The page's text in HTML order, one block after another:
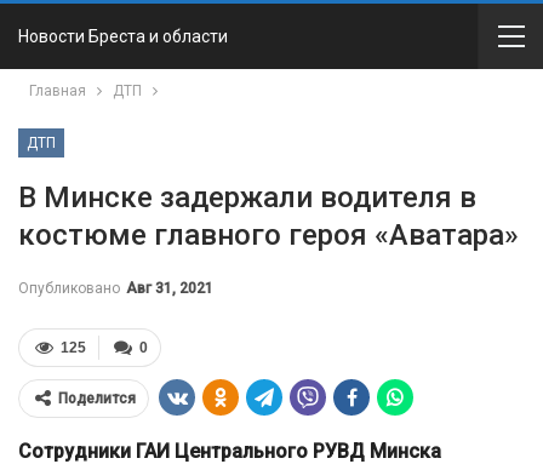
Новости Бреста и области
Главная ДТП
ДТП
В Минске задержали водителя в
костюме главного героя «Аватара»
Опубликовано Авг 31, 2021
0
125
Поделится
Сотрудники ГАИ Центрального РУВД Минска